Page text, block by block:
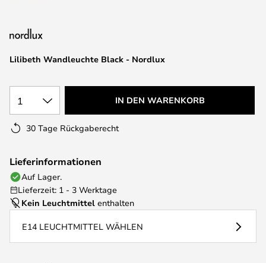
Lilibeth Wandleuchte Black - Nordlux
1 IN DEN WARENKORB
30 Tage Rückgaberecht
Lieferinformationen
Auf Lager.
Lieferzeit: 1 - 3 Werktage
Kein Leuchtmittel enthalten
E14 LEUCHTMITTEL WÄHLEN